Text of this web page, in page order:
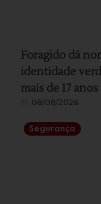
Foragido dá
identidade
mais de 17
08/08/2026
Segurança